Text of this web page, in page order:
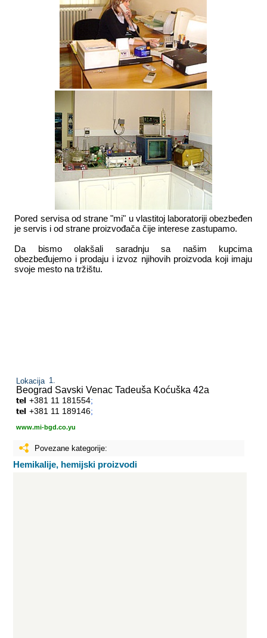
Pored servisa od strane "mi" u vlastitoj laboratoriji obezbeđen
je servis i od strane proizvođača čije interese zastupamo.
Da bismo olakšali saradnju sa našim kupcima
obezbeđujemo i prodaju i izvoz njihovih proizvoda koji imaju
svoje mesto na tržištu.
www.mi-bgd.co.yu
Lokacija
Beograd Savski VenacTadeuša Koćuška 42a
+381 11 181554;
+381 11 189146;
Povezane kategorije:
Hemikalije, hemijski proizvodi